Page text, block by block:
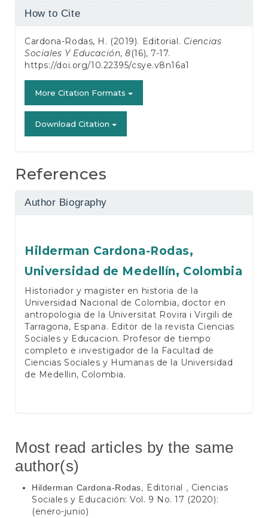
Article
How to Cite
Cardona-Rodas, H. (2019). Editorial. Ciencias
Sociales Y Educación,8(16), 7-17.
https://doi.org/10.22395/csye.v8n16a1
More Citation Formats
Download Citation
References
Author Biography
Hilderman Cardona-Rodas,
Universidad de Medellín, Colombia
Historiador y magister en historia de la
Universidad Nacional de Colombia, doctor en
antropologia de la Universitat Rovira i Virgili de
Tarragona, Espana. Editor de la revista Ciencias
Sociales y Educacion. Profesor de tiempo
completo e investigador de la Facultad de
Ciencias Sociales y Humanas de la Universidad
de Medellin, Colombia.
Most read articles by the same
author(s)
Hilderman Cardona-Rodas, Editorial , Ciencias
Sociales y Educación: Vol. 9 No. 17 (2020):
(enero-junio)